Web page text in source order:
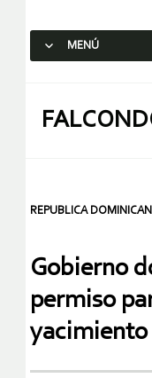
MENÚ
REPUBLICA
Gobierno
permiso